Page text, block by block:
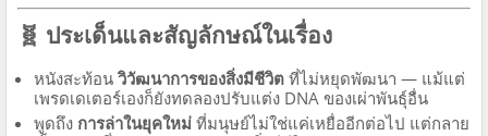
🧬 ประเด็นและสัญลักษณ์ในเรื่อง
หนังสะท้อน วิวัฒนาการของสิ่งมีชีวิต ที่ไม่หยุดพัฒนา — แม้แต่
เพรดเดเตอร์เองก็ยังทดลองปรับแต่ง DNA ของเผ่าพันธุ์อื่น
พูดถึง การล่าในยุคใหม่ ที่มนุษย์ไม่ใช่แค่เหยื่ออีกต่อไป แต่กลาย